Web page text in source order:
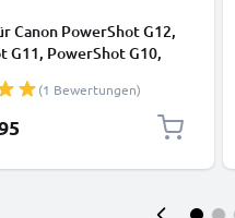
Canon PowerShot G12,
G11, PowerShot G10,
7.4V) von CELLONIC
(1 Bewertungen)